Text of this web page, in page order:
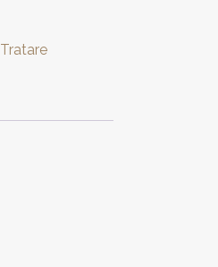
Tratare